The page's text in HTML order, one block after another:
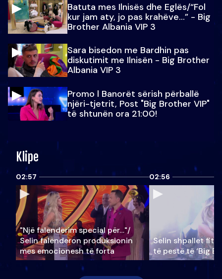
Batuta mes Ilnisës dhe Eglës/“Fol
kur jam aty, jo pas krahëve…” - Big
Brother Albania VIP 3
Sara bisedon me Bardhin pas
diskutimit me Ilnisën - Big Brother
Albania VIP 3
Promo l Banorët sërish përballë
njëri-tjetrit, Post "Big Brother VIP"
të shtunën ora 21:00!
Klipe
02:57
"Një falenderim special për…"/
Selin falënderon produksionin
mes emocionesh të forta
02:56
Selin shpallet
të pestë të ‘Big